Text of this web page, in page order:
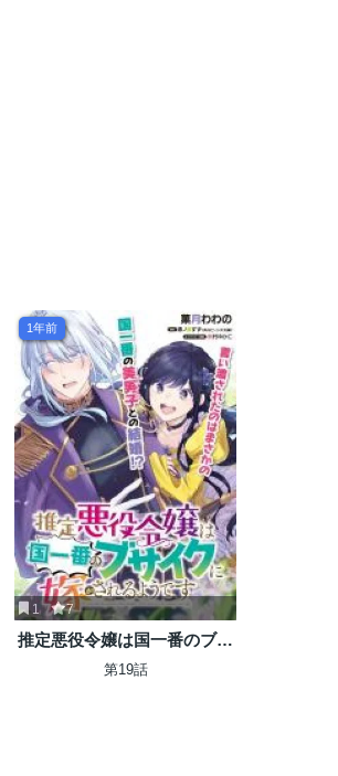
1年前
1 7
推定悪役令嬢は国一番のブサ
イクに嫁がされるようです
第19話